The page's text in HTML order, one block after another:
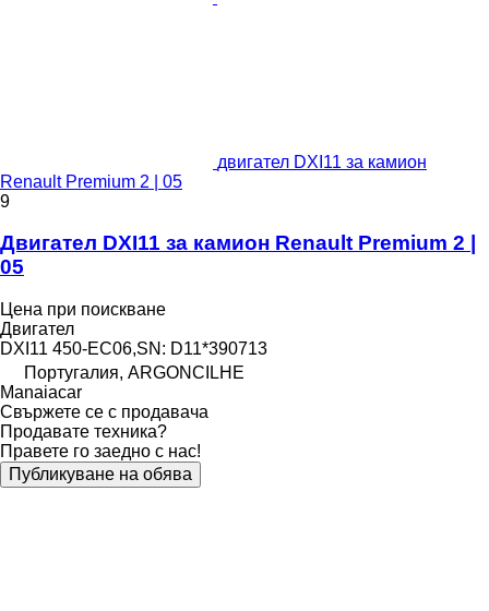
двигател DXI11 за камион
Renault Premium 2 | 05
9
Двигател DXI11 за камион Renault Premium 2 |
05
Цена при поискване
Двигател
DXI11 450-EC06,SN: D11*390713
Португалия, ARGONCILHE
Manaiacar
Свържете се с продавача
Продавате техника?
Правете го заедно с нас!
Публикуване на обява